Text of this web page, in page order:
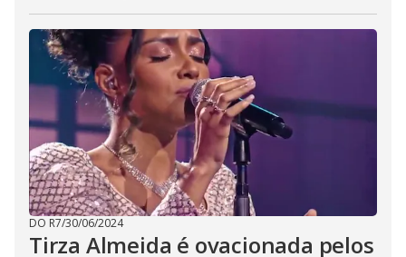
DO R7/30/06/2024
Tirza Almeida é ovacionada pelos